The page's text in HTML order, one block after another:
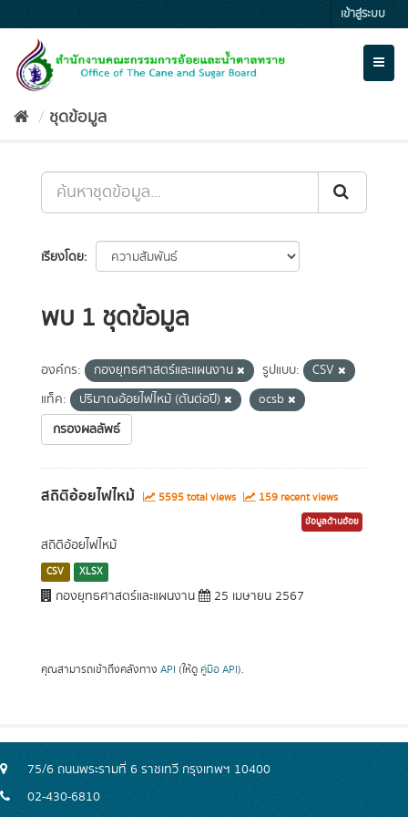
to
content
เข้าสู่ระบบ
ชุดข้อมูล
เรียงโดย
พบ 1 ชุดข้อมูล
องค์กร: กองยุทธศาสตร์และแผนงาน รูปแบบ:
CSV
แท็ค:
ปริมาณอ้อยไฟไหม้ (ตันต่อปี)
ocsb
กรองผลลัพธ์
สถิติอ้อยไฟไหม้ 5595 total views 159 recent views
ข้อมูลด้านอ้อย
สถิติอ้อยไฟไหม้
CSV XLSX
กองยุทธศาสตร์และแผนงาน 25 เมษายน 2567
คุณสามารถเข้าถึงคลังทาง API (ให้ดู คู่มือ API).
75/6 ถนนพระรามที่ 6 ราชเทวี กรุงเทพฯ 10400
02-430-6810